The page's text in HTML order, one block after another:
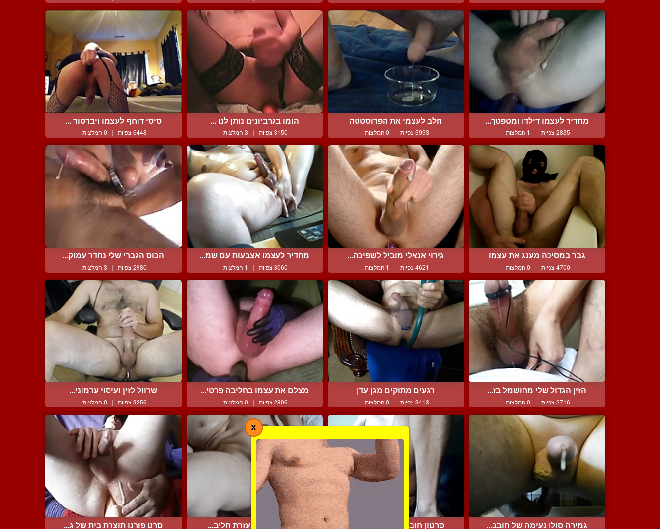
מחדיר לעצמו דילדו ומטפטך...
2835 צפיות | 1 המלצות
חלב לעצמי את הפרוסטטה
3993 צפיות | 0 המלצות
הומו בגרביונים נותן לנו ...
3150 צפיות | 3 המלצות
סיסי דוחף לעצמו ויברטור ...
6448 צפיות | 0 המלצות
גבר במסיכה מענג את עצמו
4700 צפיות | 0 המלצות
גירוי אנאלי מוביל לשפיכה...
4621 צפיות | 1 המלצות
מחדיר לעצמו אצבעות עם שמ...
3060 צפיות | 1 המלצות
הכוס הגברי שלי נחדר עמוק...
2980 צפיות | 3 המלצות
הזין הגדול שלי מחושמל בז...
2716 צפיות | 0 המלצות
רגעים מתוקים מגן עדן
3413 צפיות | 0 המלצות
מצלם את עצמו בחליבה פרטי...
2806 צפיות | 0 המלצות
שרוול לזין ועיסוי ערמוני...
3256 צפיות | 0 המלצות
גמירה סולו נעימה של חובב... סרטון חובבני של בחור דיס... זין גדול גומר בעזרת חליב... סרט פורנו תוצרת בית של ג...
X